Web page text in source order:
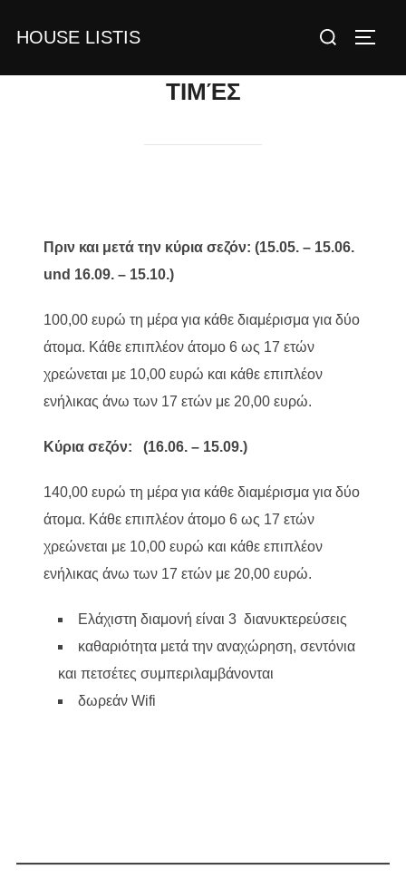
InhaltHOUSE LISTIS
Suchen
ΤΙΜΈΣ
Πριν και μετά την κύρια σεζόν: (15.05. – 15.06.
und 16.09. – 15.10.)
100,00 ευρώ τη μέρα για κάθε διαμέρισμα για δύο
άτομα. Κάθε επιπλέον άτομο 6 ως 17 ετών
χρεώνεται με 10,00 ευρώ και κάθε επιπλέον
ενήλικας άνω των 17 ετών με 20,00 ευρώ.
Κύρια σεζόν: (16.06. – 15.09.)
140,00 ευρώ τη μέρα για κάθε διαμέρισμα για δύο
άτομα. Κάθε επιπλέον άτομο 6 ως 17 ετών
χρεώνεται με 10,00 ευρώ και κάθε επιπλέον
ενήλικας άνω των 17 ετών με 20,00 ευρώ.
Ελάχιστη διαμονή είναι 3 διανυκτερεύσεις
καθαριότητα μετά την αναχώρηση, σεντόνια
και πετσέτες συμπεριλαμβάνονται
δωρεάν Wifi